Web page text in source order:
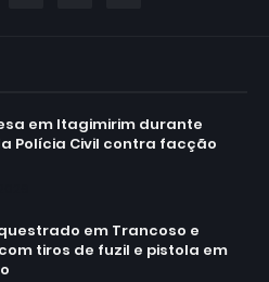
em Itagimirim durante
Polícia Civil contra facção
em Trancoso e
tiros de fuzil e pistola em